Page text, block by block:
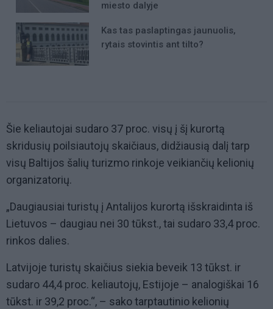
miesto dalyje
Kas tas paslaptingas jaunuolis,
rytais stovintis ant tilto?
Šie keliautojai sudaro 37 proc. visų į šį kurortą
skridusių poilsiautojų skaičiaus, didžiausią dalį tarp
visų Baltijos šalių turizmo rinkoje veikiančių kelionių
organizatorių.
„Daugiausiai turistų į Antalijos kurortą išskraidinta iš
Lietuvos – daugiau nei 30 tūkst., tai sudaro 33,4 proc.
rinkos dalies.
Latvijoje turistų skaičius siekia beveik 13 tūkst. ir
sudaro 44,4 proc. keliautojų, Estijoje – analogiškai 16
tūkst. ir 39,2 proc.“, – sako tarptautinio kelionių